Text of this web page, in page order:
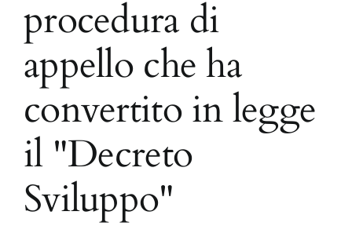
procedura di
appello che ha
convertito in legge
il "Decreto
Sviluppo"